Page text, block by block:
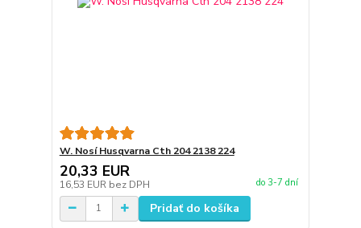
W. Nosí Husqvarna Cth 204 2138 224
20,33 EUR
16,53 EUR bez DPH do 3-7 dní
Pridať do košíka